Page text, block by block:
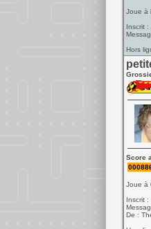
Joue à
Inscrit
Hors
Score
Joue à
Inscrit :
De :